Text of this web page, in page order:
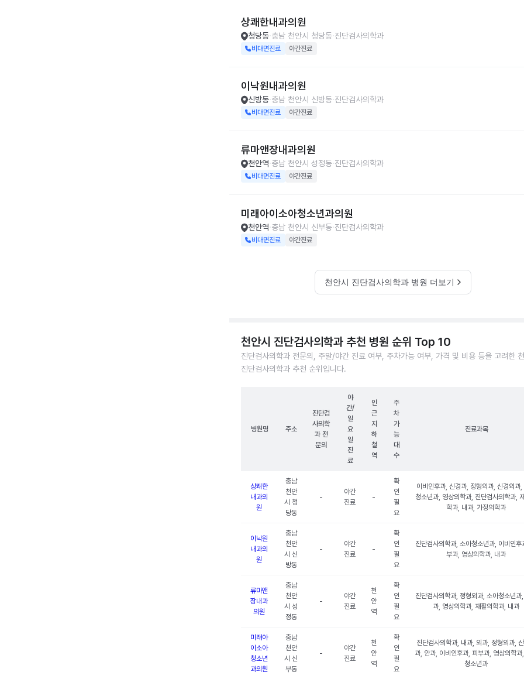
상쾌한내과의원
청당동 충남 천안시 청당동 진단검사의학과
비대면진료 야간진료
이낙원내과의원
신방동 충남 천안시 신방동 진단검사의학과
비대면진료 야간진료
류마앤장내과의원
천안역 충남 천안시 성정동 진단검사의학과
비대면진료 야간진료
미래아이소아청소년과의원
천안역 충남 천안시 신부동 진단검사의학과
비대면진료 야간진료
천안시 진단검사의학과 병원 더보기
천안시 진단검사의학과 추천 병원 순위 Top 10
진단검사의학과 전문의, 주말/야간 진료 여부, 주차가능 여부, 가격 및 비용 등을 고려한 천
진단검사의학과 추천 순위입니다.
병원명 주소
진단검
사의학
과 전
문의
야
간/
일
요
일
진
료
인
근
지
하
철
역
주
차
가
능
대
수
진료과목
상쾌한
내과의
원
충남
천안
시 청
당동
-
야간
진료
-
확
인
필
요
이비인후과, 신경과, 정형외과, 신경외과,
청소년과, 영상의학과, 진단검사의학과,
학과, 내과, 가정의학과
이낙원
내과의
원
충남
천안
시 신
방동
-
야간
진료
-
확
인
필
요
진단검사의학과, 소아청소년과, 이비인후
부과, 영상의학과, 내과
류마앤
장내과
의원
충남
천안
시 성
정동
-
야간
진료
천
안
역
확
인
필
요
진단검사의학과, 정형외과, 소아청소년과
과, 영상의학과, 재활의학과, 내과
미래아
이소아
청소년
과의원
충남
천안
시 신
부동
-
야간
진료
천
안
역
확
인
필
요
진단검사의학과, 내과, 외과, 정형외과,
과, 안과, 이비인후과, 피부과, 영상의학과
청소년과